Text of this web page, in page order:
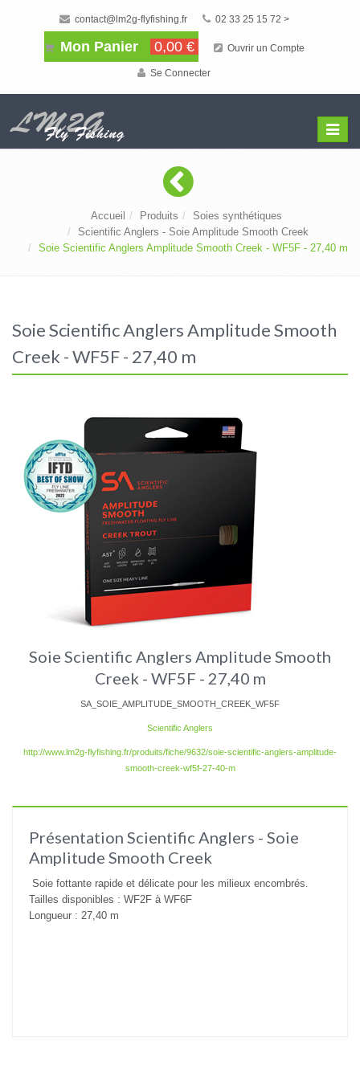
contact@lm2g-flyfishing.fr 02 33 25 15 72 >
Mon Panier 0,00 € Ouvrir un Compte
Se Connecter
Menu
Accueil Produits
Soies synthétiques
Scientific Anglers - Soie Amplitude Smooth Creek
Soie Scientific Anglers Amplitude Smooth Creek - WF5F - 27,40 m
Soie Scientific Anglers Amplitude Smooth
Creek - WF5F - 27,40 m
Soie Scientific Anglers Amplitude Smooth
Creek - WF5F - 27,40 m
SA_SOIE_AMPLITUDE_SMOOTH_CREEK_WF5F
Scientific Anglers
http://www.lm2g-flyfishing.fr/produits/fiche/9632/soie-scientific-anglers-amplitude-
smooth-creek-wf5f-27-40-m
Présentation Scientific Anglers - Soie
Amplitude Smooth Creek
Soie fottante rapide et délicate pour les milieux encombrés.
Tailles disponibles : WF2F à WF6F
Longueur : 27,40 m